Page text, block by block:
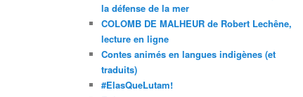
la défense de la mer
COLOMB DE MALHEUR de Robert Lechêne,
lecture en ligne
Contes animés en langues indigènes (et
traduits)
#ElasQueLutam!